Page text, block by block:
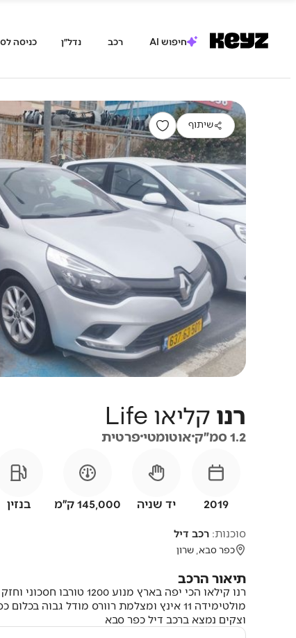
חיפוש AI רכב נדל״ן כניסה
שיתוף
רנו קליאו
1.2 סמ״ק אוטומטי פרטית
2019 יד שניה 145,000 ק״מ בנזין
סוכנות: רכב דיל
כפר סבא, שרון
תיאור הרכב
וצקים נמצא ברכב דיל כפר סבא